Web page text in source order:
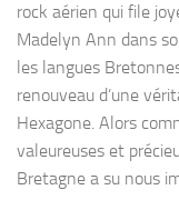
rock aérien qui file
Madelyn Ann dans
les langues
renouveau d’une
Hexagone. Alors
valeureuses et
Bretagne a su nous